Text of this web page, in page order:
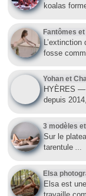
koalas
Fantômes
fosse
Yohan et
HYÈRES —
depuis
3 modèles
Sur le
tarentule…
Elsa
Elsa est